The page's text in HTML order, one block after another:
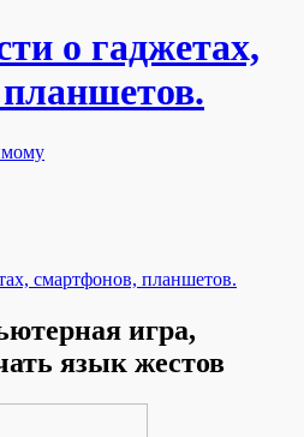
о гаджетах,
игра,
язык жестов